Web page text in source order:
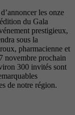
les onze
du Gala
prestigieux,
sous la
pharmacienne et
novembre prochain
300 invités sont
de notre région.